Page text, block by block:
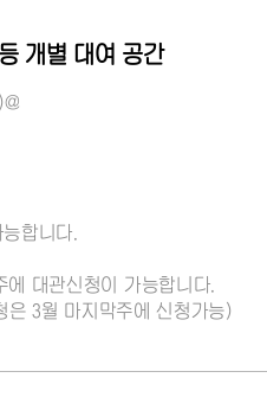
개별 대여 공간
합니다.
대관신청이 가능합니다.
3월 마지막주에 신청가능)